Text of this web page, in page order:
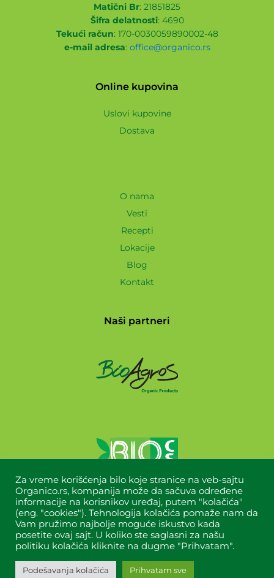
Matični Br: 21851825
Šifra delatnosti: 4690
Tekući račun: 170-0030059890002-48
e-mail adresa: office@organico.rs
Online kupovina
Uslovi kupovine
Dostava
O nama
Vesti
Recepti
Lokacije
Blog
Kontakt
Naši partneri
Copyright © 2024 Organico All Rights Reserved.
Designed&built byTitan dizajn.
Za vreme korišćenja bilo koje stranice na veb-sajtu
Organico.rs, kompanija može da sačuva određene
informacije na korisnikov uređaj, putem "kolačića"
(eng. "cookies"). Tehnologija kolačića pomaže nam da
Vam pružimo najbolje moguće iskustvo kada
posetite ovaj sajt. U koliko ste saglasni za našu
politiku kolačića kliknite na dugme "Prihvatam".
Podešavanja kolačića Prihvatam sve